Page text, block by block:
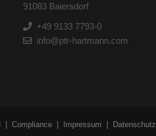
91083 Baiersdorf
+49 9133 7793-0
info@ptr-hartmann.com
Compliance Impressum Datenschutz